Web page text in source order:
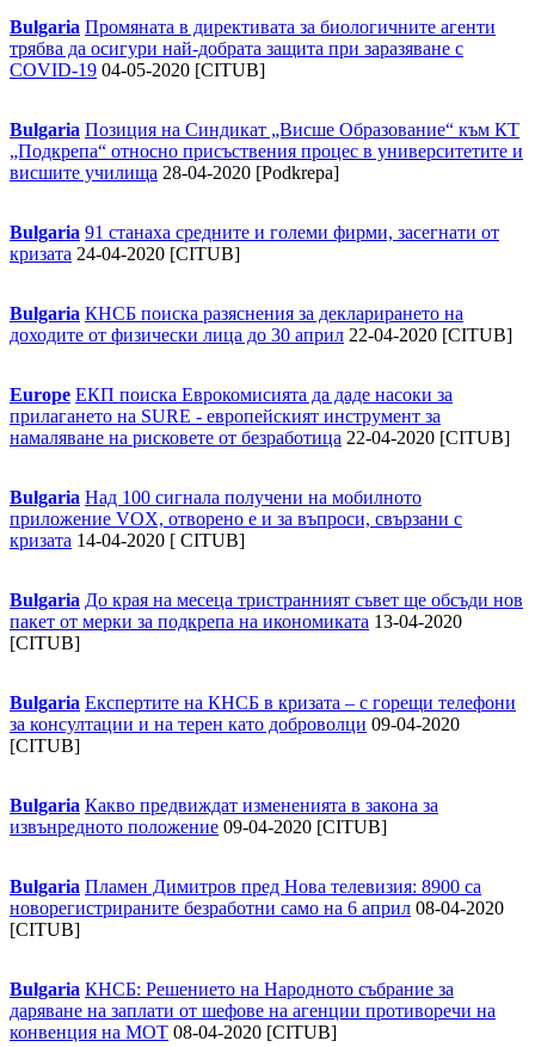
Bulgaria Промяната в директивата за биологичните агенти
трябва да осигури най-добрата защита при заразяване с
COVID-19 04-05-2020 [CITUB]
Bulgaria Позиция на Синдикат „Висше Образование“ към КТ
„Подкрепа“ относно присъствения процес в университетите и
висшите училища 28-04-2020 [Podkrepa]
Bulgaria 91 станаха средните и големи фирми, засегнати от
кризата 24-04-2020 [CITUB]
Bulgaria КНСБ поиска разяснения за декларирането на
доходите от физически лица до 30 април 22-04-2020 [CITUB]
Europe ЕКП поиска Еврокомисията да даде насоки за
прилагането на SURE - европейският инструмент за
намаляване на рисковете от безработица 22-04-2020 [CITUB]
Bulgaria Над 100 сигнала получени на мобилното
приложение VOX, отворено е и за въпроси, свързани с
кризата 14-04-2020 [ CITUB]
Bulgaria До края на месеца тристранният съвет ще обсъди нов
пакет от мерки за подкрепа на икономиката 13-04-2020
[CITUB]
Bulgaria Експертите на КНСБ в кризата – с горещи телефони
за консултации и на терен като доброволци 09-04-2020
[CITUB]
Bulgaria Какво предвиждат измененията в закона за
извънредното положение 09-04-2020 [CITUB]
Bulgaria Пламен Димитров пред Нова телевизия: 8900 са
новорегистрираните безработни само на 6 април 08-04-2020
[CITUB]
Bulgaria КНСБ: Решението на Народното събрание за
даряване на заплати от шефове на агенции противоречи на
конвенция на МОТ 08-04-2020 [CITUB]